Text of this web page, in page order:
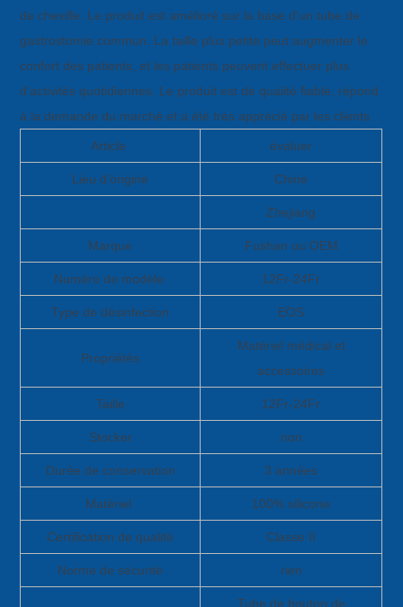
de cheville. Le produit est amélioré sur la base d'un tube de
gastrostomie commun. La taille plus petite peut augmenter le
confort des patients, et les patients peuvent effectuer plus
d'activités quotidiennes. Le produit est de qualité fiable, répond
à la demande du marché et a été très apprécié par les clients.
Article évaluer
Lieu d'origine Chine
Zhejiang
Marque Fushan ou OEM
Numéro de modèle 12Fr-24Fr
Type de désinfection EOS
Propriétés
Matériel médical et
accessoires
Taille 12Fr-24Fr
Stocker non
Durée de conservation 3 années
Matériel 100% silicone
Certification de qualité Classe II
Norme de sécurité rien
Tube de bouton de